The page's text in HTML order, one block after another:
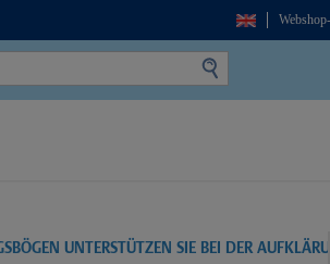
UNTERSTÜTZEN SIE BEI DER